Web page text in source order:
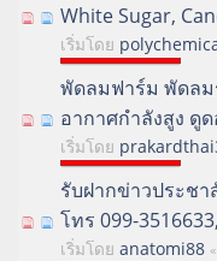
White Sugar,
เริ่มโดย
พัดลมฟาร์ม พัดลม
อากาศกำลังสูง ดู
เริ่มโดย
รับฝากข่าวประชา
โทร 099-
เริ่มโดย anatomi88 «